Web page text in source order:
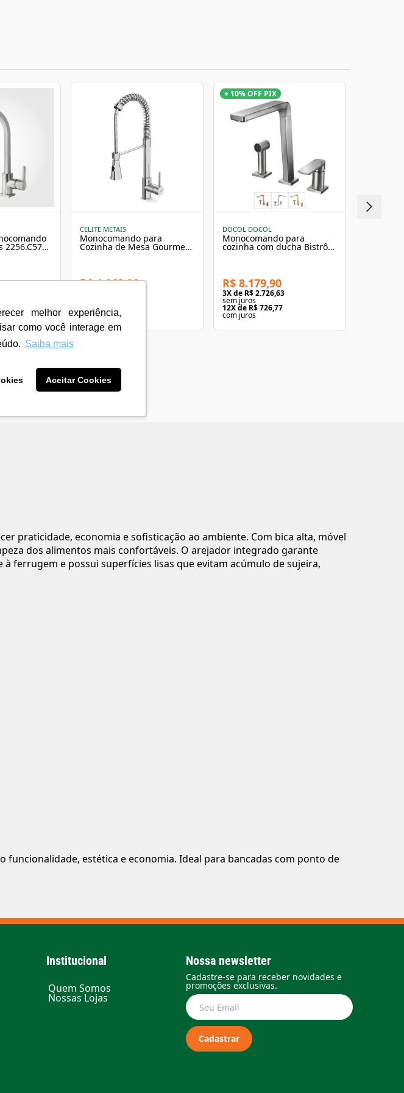
melhor experiência,
como você interage em
Saiba mais
Aceitar Cookies
2256.C57
CELITE METAIS
Monocomando para
Cozinha de Mesa Gourmet
R$ 1.069,90
X de R$ 95,05
com juros
DOCOL DOCOL
Monocomando para
cozinha com ducha Bistrô
R$ 8.179,90
3X de R$ 2.726,63
sem juros
12X de R$ 726,77
com juros
+ 10% OFF PIX
praticidade, economia e sofisticação ao ambiente. Com bica alta, móvel
dos alimentos mais confortáveis. O arejador integrado garante
ferrugem e possui superfícies lisas que evitam acúmulo de sujeira,
estética e economia. Ideal para bancadas com ponto de
Institucional
Quem Somos
Nossas Lojas
Nossa newsletter
Cadastre-se para receber novidades e
promoções exclusivas.
Cadastrar